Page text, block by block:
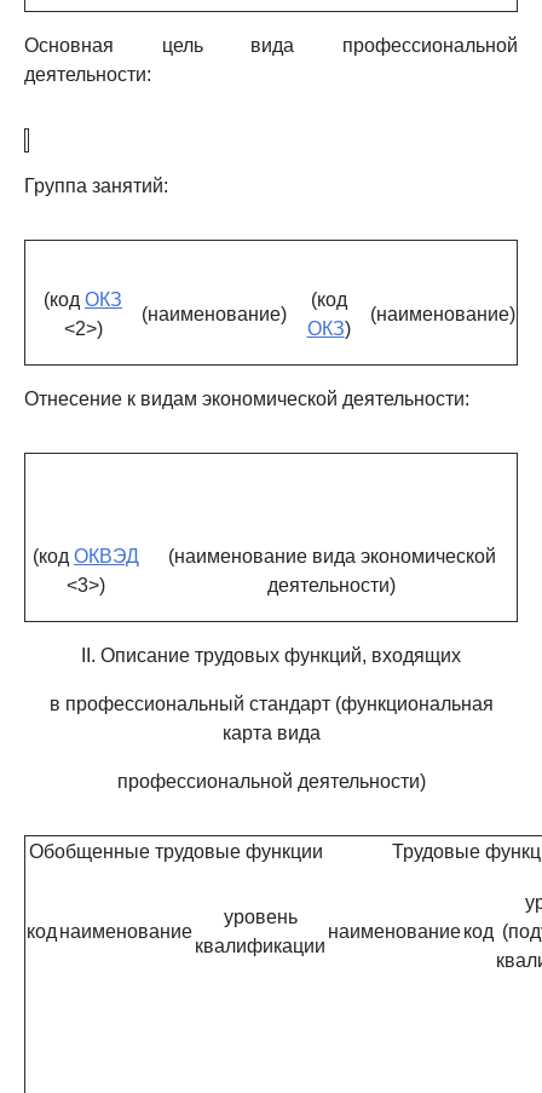
Основная цель вида профессиональной
деятельности:
Группа занятий:
(код ОКЗ
<2>)
(наименование)
(код
ОКЗ)
(наименование)
Отнесение к видам экономической деятельности:
(код ОКВЭД
<3>)
(наименование вида экономической
деятельности)
II. Описание трудовых функций, входящих
в профессиональный стандарт (функциональная
карта вида
профессиональной деятельности)
Обобщенные трудовые функции Трудовые
код наименование
уровень
квалификации
наименованиекод